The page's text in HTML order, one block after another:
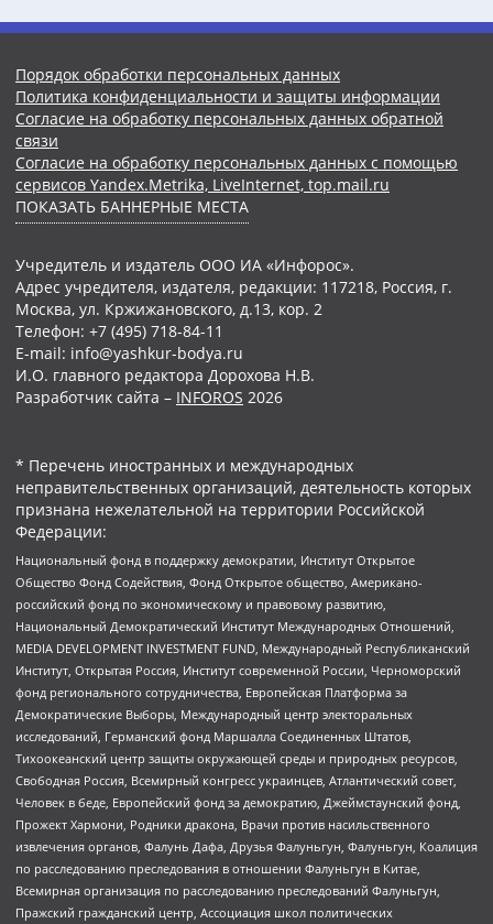
Порядок обработки персональных данных
Политика конфиденциальности и защиты информации
Согласие на обработку персональных данных обратной
связи
Согласие на обработку персональных данных с помощью
сервисов Yandex.Metrika, LiveInternet, top.mail.ru
ПОКАЗАТЬ БАННЕРНЫЕ МЕСТА
Учредитель и издатель ООО ИА «Инфорос».
Адрес учредителя, издателя, редакции: 117218, Россия, г.
Москва, ул. Кржижановского, д.13, кор. 2
Телефон: +7 (495) 718-84-11
E-mail: info@yashkur-bodya.ru
И.О. главного редактора Дорохова Н.В.
Разработчик сайта – INFOROS 2026
* Перечень иностранных и международных
неправительственных организаций, деятельность которых
признана нежелательной на территории Российской
Федерации:
Национальный фонд в поддержку демократии, Институт Открытое
Общество Фонд Содействия, Фонд Открытое общество, Американо-
российский фонд по экономическому и правовому развитию,
Национальный Демократический Институт Международных Отношений,
MEDIA DEVELOPMENT INVESTMENT FUND, Международный Республиканский
Институт, Открытая Россия, Институт современной России, Черноморский
фонд регионального сотрудничества, Европейская Платформа за
Демократические Выборы, Международный центр электоральных
исследований, Германский фонд Маршалла Соединенных Штатов,
Тихоокеанский центр защиты окружающей среды и природных ресурсов,
Свободная Россия, Всемирный конгресс украинцев, Атлантический совет,
Человек в беде, Европейский фонд за демократию, Джеймстаунский фонд,
Прожект Хармони, Родники дракона, Врачи против насильственного
извлечения органов, Фалунь Дафа, Друзья Фалуньгун, Фалуньгун, Коалиция
по расследованию преследования в отношении Фалуньгун в Китае,
Всемирная организация по расследованию преследований Фалуньгун,
Пражский гражданский центр, Ассоциация школ политических